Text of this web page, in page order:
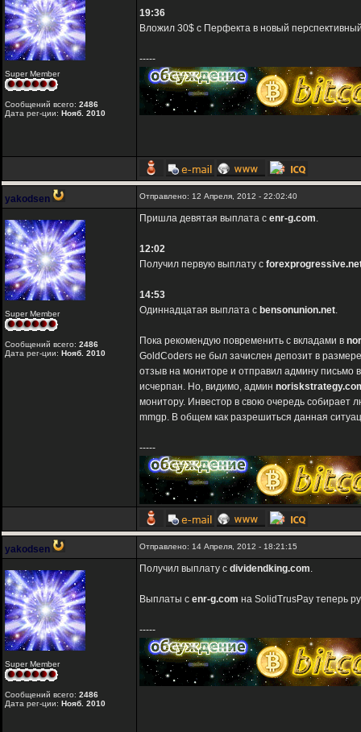
Super Member
Сообщений всего: 2486
Дата рег-ции: Нояб. 2010
19:36
Вложил 30$ с Перфекта в новый
-----
yakodsen Отправлено: 12 Апреля, 2012 - 22:02:40
Super Member
Сообщений всего: 2486
Дата рег-ции: Нояб. 2010
Пришла девятая выплата с enr-g.com.
12:02
Получил первую выплату с
14:53
Одиннадцатая выплата с bensonunion.net.
Пока рекомендую повременить с вкладами в
GoldCoders не был зачислен депозит в
отзыв на мониторе и отправил админу письмо
исчерпан. Но, видимо, админ
монитору. Инвестор в свою очередь
mmgp. В общем как разрешиться данная
-----
yakodsen Отправлено: 14 Апреля, 2012 - 18:21:15
Super Member
Сообщений всего: 2486
Дата рег-ции: Нояб. 2010
Получил выплату с dividendking.com.
Выплаты с enr-g.com на SolidTrusPay теперь
-----